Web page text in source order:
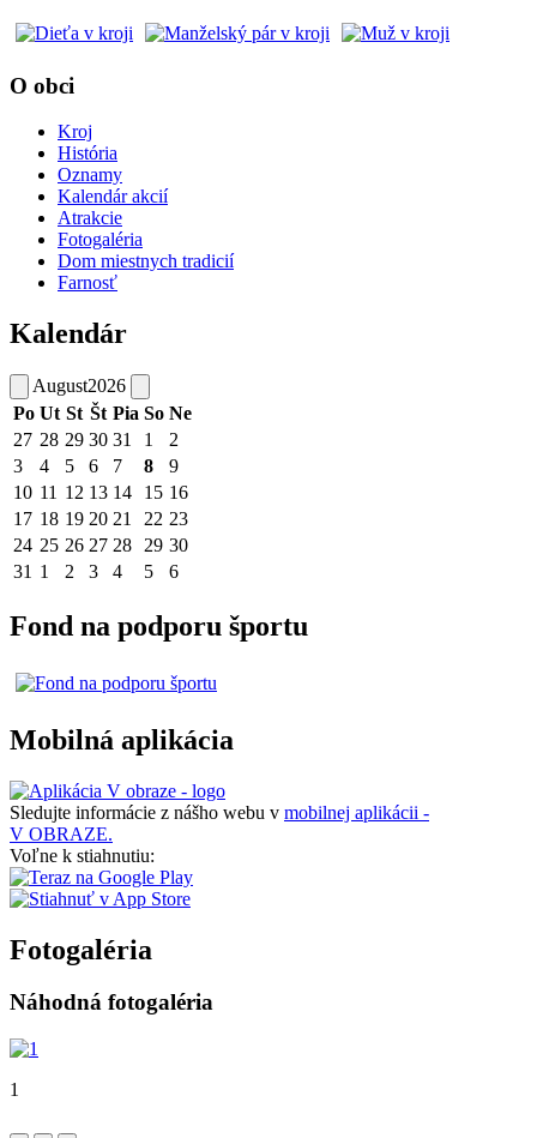
O obci
Kroj
História
Oznamy
Kalendár akcií
Atrakcie
Fotogaléria
Dom miestnych tradicií
Farnosť
Kalendár
August2026
Po Ut St Št Pia So Ne
27 28 29 30 31 1
2
3
4 5 6 7 8
9
10 11 12 13 14 15 16
17 18 19 20 21 22 23
24 25 26 27 28 29 30
31 1 2 3 4 5 6
Fond na podporu športu
Mobilná aplikácia
Sledujte informácie z nášho webu v mobilnej aplikácii -
V OBRAZE.
Voľne k stiahnutiu:
Fotogaléria
Náhodná fotogaléria
1